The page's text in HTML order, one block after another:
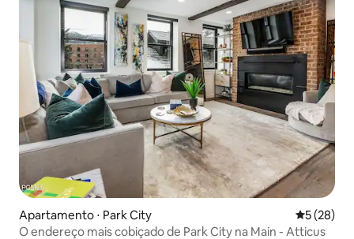
Apartamento ⋅ Park City 5 de uma
5 (28)
O endereço mais cobiçado de Park City na Main - Atticus